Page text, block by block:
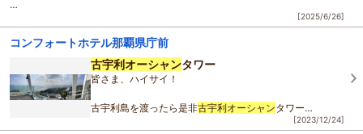
ど)との中間にあり、バランスの取れた立地だと思いました。
岬、ビーチ、サトウキビ畑など沖縄の雄大な自然に囲まれた素晴らしいロケー
ションで、最後には家族写真も撮影してくださり、とても良い思い出が出来ま
した。また利用したいです。
ちょっと待って！
実は、雨の日だからこそ楽しめる
古宇利島の魅力
[2025/6/26]
コンフォートホテル那覇県庁前
古宇利オーシャンタワー
皆さま、ハイサイ！
古宇利島を渡ったら是非古宇利オーシャンタワー
[2023/12/24]